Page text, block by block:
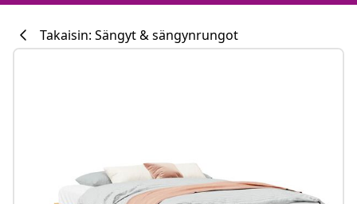
#sharemevidaxl
Takaisin: Sängyt & sängynrungot